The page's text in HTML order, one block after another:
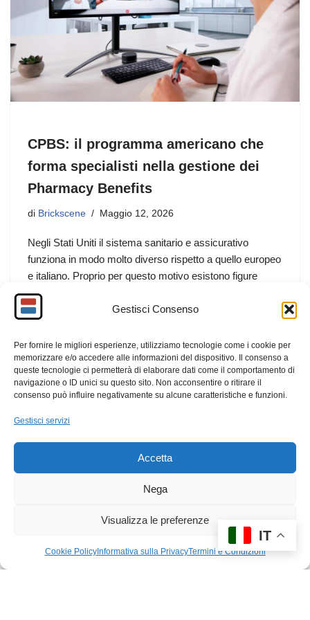
Gestisci Consenso
Per fornire le migliori esperienze, utilizziamo tecnologie come i cookie per
memorizzare e/o accedere alle informazioni del dispositivo. Il consenso a
queste tecnologie ci permetterà di elaborare dati come il comportamento di
navigazione o ID unici su questo sito. Non acconsentire o ritirare il
consenso può influire negativamente su alcune caratteristiche e funzioni.
Gestisci servizi
Accetta
Nega
Visualizza le preferenze
Cookie PolicyInformativa sulla PrivacyTermini e Condizioni
CPBS: il programma americano che
forma specialisti nella gestione dei
Pharmacy Benefits
di Brickscene Maggio 12, 2026
Negli Stati Uniti il sistema sanitario e assicurativo
funziona in modo molto diverso rispetto a quello europeo
e italiano. Proprio per questo motivo esistono figure
professionali altamente specializzate nella gestione dei
cosiddetti Pharmacy Benefits, cioè tutti quei servizi,
all’interno dei piani sanitari aziendali e assicurativi.
F
a
c
e
b
M
a
o
d
E
m
C
o
di
vi
di
IT